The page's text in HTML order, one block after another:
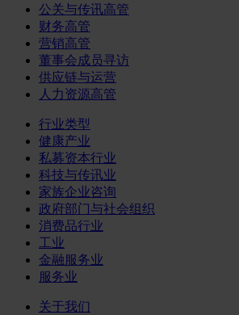
公关与传讯高管
财务高管
营销高管
董事会成员寻访
供应链与运营
人力资源高管
行业类型
健康产业
私募资本行业
科技与传讯业
家族企业咨询
政府部门与社会组织
消费品行业
工业
金融服务业
服务业
关于我们